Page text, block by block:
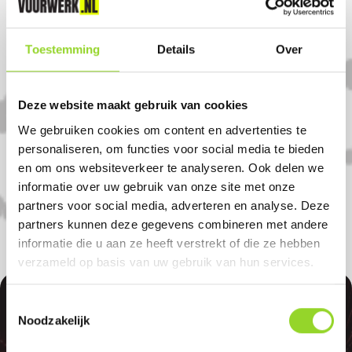
Toestemming Details Over
Deze website maakt gebruik van cookies
We gebruiken cookies om content en advertenties te
personaliseren, om functies voor social media te bieden
en om ons websiteverkeer te analyseren. Ook delen we
informatie over uw gebruik van onze site met onze
partners voor social media, adverteren en analyse. Deze
partners kunnen deze gegevens combineren met andere
informatie die u aan ze heeft verstrekt of die ze hebben
verzameld op basis van uw gebruik van hun services.
Noodzakelijk
09.00-17.00 uur
Komt u uit Zuidhorn?
Koop uw vuurwerk dan bij Gjaltema
Vuurwerk in Doezum. U bent van harte
welkom! U bent uiteraard ook welkom als
u uit Leek, Zuidhorn of Buitenpost komt.